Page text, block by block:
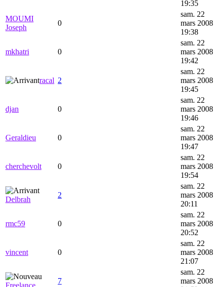
19:35
MOUMI
Joseph
0
sam. 22
mars 2008
19:38
mkhatri 0
sam. 22
mars 2008
19:42
racal 2
sam. 22
mars 2008
19:45
djan 0
sam. 22
mars 2008
19:46
Geraldieu 0
sam. 22
mars 2008
19:47
cherchevolt 0
sam. 22
mars 2008
19:54
Delbrah
2
sam. 22
mars 2008
20:11
rmc59 0
sam. 22
mars 2008
20:52
vincent 0
sam. 22
mars 2008
21:07
7
sam. 22
mars 2008